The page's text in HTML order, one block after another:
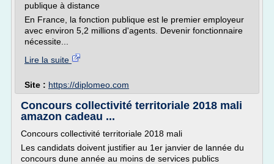
publique à distance
En France, la fonction publique est le premier employeur
avec environ 5,2 millions d'agents. Devenir fonctionnaire
nécessite...
Lire la suite
Site : https://diplomeo.com
Concours collectivité territoriale 2018 mali
amazon cadeau ...
Concours collectivité territoriale 2018 mali
Les candidats doivent justifier au 1er janvier de lannée du
concours dune année au moins de services publics